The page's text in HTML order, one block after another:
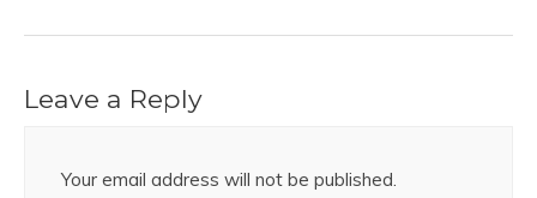
Leave a Reply
Your email address will not be published.